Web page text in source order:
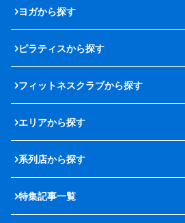
ヨガから探す
ピラティスから探す
フィットネスクラブから探す
エリアから探す
系列店から探す
特集記事一覧